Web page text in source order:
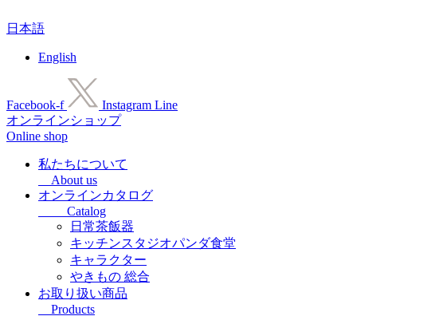
ン
ス
キ
日本語
English
Facebook-f Instagram Line
オンラインショップ
Online shop
私たちについて
About us
オンラインカタログ
Catalog
日常茶飯器
キッチンスタジオパンダ食堂
キャラクター
やきもの 総合
お取り扱い商品
Products